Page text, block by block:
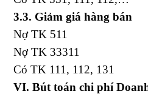
3.3. Giảm giá hàng bán
Nợ TK 511
Nợ TK 33311
Có TK 111, 112, 131
VI. Bút toán chi phí